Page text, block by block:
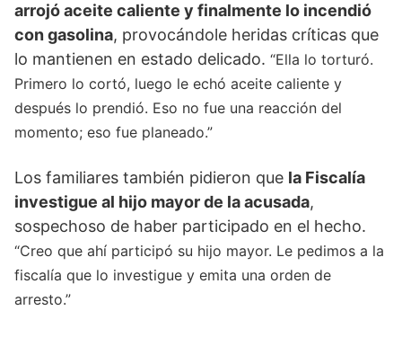
arrojó aceite caliente y finalmente lo incendió
con gasolina, provocándole heridas críticas que
lo mantienen en estado delicado. “Ella lo torturó.
Primero lo cortó, luego le echó aceite caliente y
después lo prendió. Eso no fue una reacción del
momento; eso fue planeado.”
Los familiares también pidieron que la Fiscalía
investigue al hijo mayor de la acusada,
sospechoso de haber participado en el hecho.
“Creo que ahí participó su hijo mayor. Le pedimos a la
fiscalía que lo investigue y emita una orden de
arresto.”